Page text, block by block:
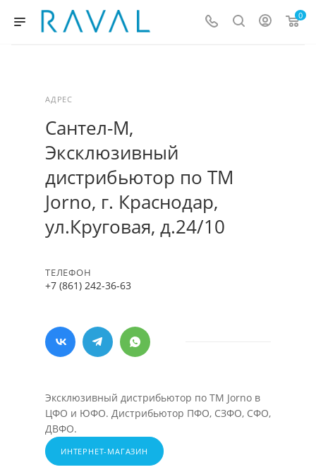
0
АДРЕС
Сантел-М,
Эксклюзивный
дистрибьютор по ТМ
Jorno, г. Краснодар,
ул.Круговая, д.24/10
ТЕЛЕФОН
+7 (861) 242-36-63
Эксклюзивный дистрибьютор по ТМ Jorno в
ЦФО и ЮФО. Дистрибьютор ПФО, СЗФО, СФО,
ДВФО.
ИНТЕРНЕТ-МАГАЗИН